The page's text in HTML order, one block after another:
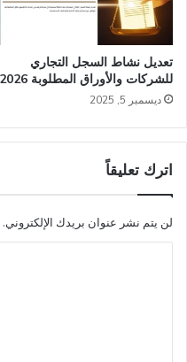
تعديل نشاط السجل التجاري
للشركات والأوراق المطلوبة 2026
ديسمبر 5, 2025
اترك تعليقاً
لن يتم نشر عنوان بريدك الإلكتروني.